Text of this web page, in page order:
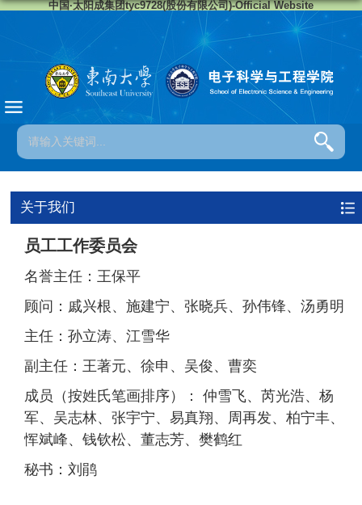
中国·太阳成集团tyc9728(股份有限公司)-Official Website
关于我们
员工工作委员会
名誉主任：王保平
顾问：戚兴根、施建宁、张晓兵、孙伟锋、汤勇明
主任：孙立涛、江雪华
副主任：王著元、徐申、吴俊、曹奕
成员（按姓氏笔画排序）： 仲雪飞、芮光浩、杨
军、吴志林、张宇宁、易真翔、周再发、柏宁丰、
恽斌峰、钱钦松、董志芳、樊鹤红
秘书：刘鹃